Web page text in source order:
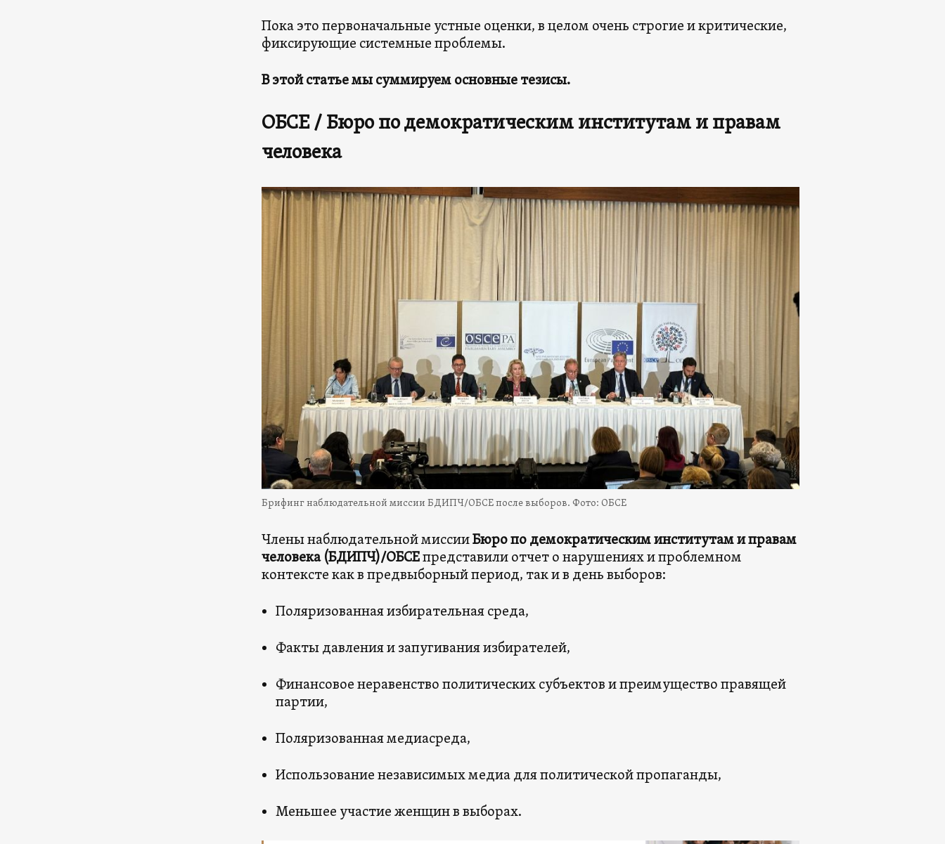
Пока это первоначальные устные оценки, в целом очень строгие и критические,
фиксирующие системные проблемы.
В этой статье мы суммируем основные тезисы.
ОБСЕ / Бюро по демократическим институтам и правам
человека
Брифинг наблюдательной миссии БДИПЧ/ОБСЕ после выборов. Фото: ОБСЕ
Члены наблюдательной миссииБюро по демократическим институтам и правам
человека (БДИПЧ)/ОБСЕпредставили отчет о нарушениях и проблемном
контексте как в предвыборный период, так и в день выборов:
Поляризованная избирательная среда,
Факты давления и запугивания избирателей,
Финансовое неравенство политических субъектов и преимущество правящей
партии,
Поляризованная медиасреда,
Использование независимых медиа для политической пропаганды,
Меньшее участие женщин в выборах.